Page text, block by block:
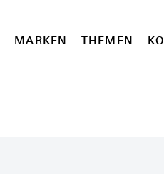
MARKEN THEMEN